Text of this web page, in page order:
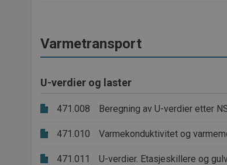
Varmetransport
U-verdier og laster
471.008 Beregning av U-verdier etter
471.010 Varmekonduktivitet og
471.011 U-verdier. Etasjeskillere og